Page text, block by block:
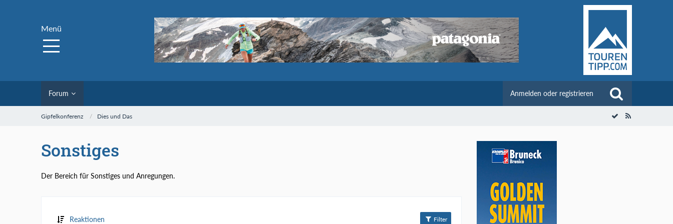
Menü
Forum Anmelden oder registrieren
Gipfelkonferenz Dies und Das
Sonstiges
Der Bereich für Sonstiges und Anregungen.
Reaktionen Filter